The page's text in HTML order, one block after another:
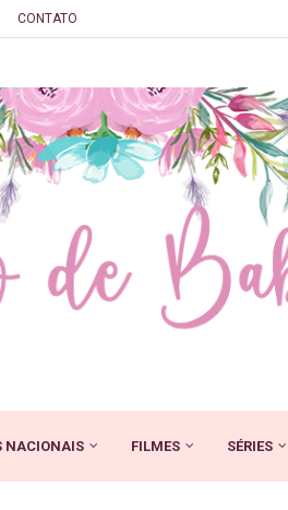
CONTATO
NACIONAIS FILMES SÉRIES